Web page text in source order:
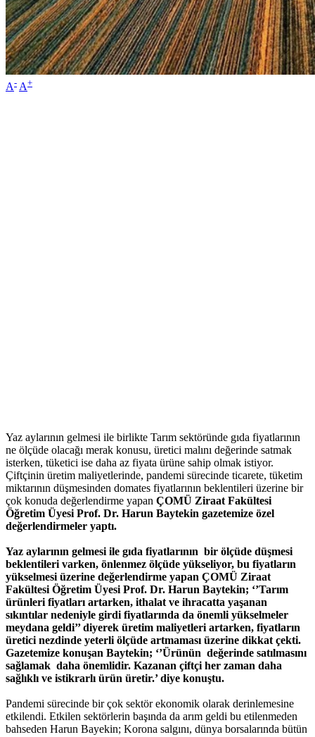
A- A+
Yaz aylarının gelmesi ile birlikte Tarım sektöründe gıda fiyatlarının
ne ölçüde olacağı merak konusu, üretici malını değerinde satmak
isterken, tüketici ise daha az fiyata ürüne sahip olmak istiyor.
Çiftçinin üretim maliyetlerinde, pandemi sürecinde ticarete, tüketim
miktarının düşmesinden domates fiyatlarının beklentileri üzerine bir
çok konuda değerlendirme yapan ÇOMÜ Ziraat Fakültesi
Öğretim Üyesi Prof. Dr. Harun Baytekin gazetemize özel
değerlendirmeler yaptı.
Yaz aylarının gelmesi ile gıda fiyatlarının bir ölçüde düşmesi
beklentileri varken, önlenmez ölçüde yükseliyor, bu fiyatların
yükselmesi üzerine değerlendirme yapan ÇOMÜ Ziraat
Fakültesi Öğretim Üyesi Prof. Dr. Harun Baytekin; ‘’Tarım
ürünleri fiyatları artarken, ithalat ve ihracatta yaşanan
sıkıntılar nedeniyle girdi fiyatlarında da önemli yükselmeler
meydana geldi’’ diyerek üretim maliyetleri artarken, fiyatların
üretici nezdinde yeterli ölçüde artmaması üzerine dikkat çekti.
Gazetemize konuşan Baytekin; ‘’Ürünün değerinde satılmasını
sağlamak daha önemlidir. Kazanan çiftçi her zaman daha
sağlıklı ve istikrarlı ürün üretir.’ diye konuştu.
Pandemi sürecinde bir çok sektör ekonomik olarak derinlemesine
etkilendi. Etkilen sektörlerin başında da arım geldi bu etilenmeden
bahseden Harun Bayekin; Korona salgını, dünya borsalarında bütün